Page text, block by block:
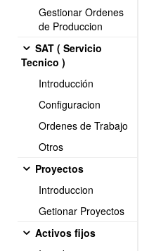
Gestionar Ordenes
de Produccion
SAT ( Servicio
Tecnico )
Introducción
Configuracion
Ordenes de Trabajo
Otros
Proyectos
Introduccion
Getionar Proyectos
Activos fijos